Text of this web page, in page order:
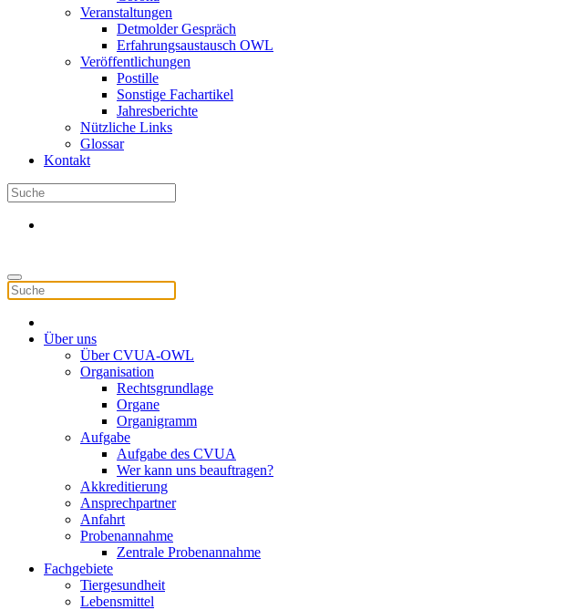
Veranstaltungen
Detmolder Gespräch
Erfahrungsaustausch OWL
Veröffentlichungen
Postille
Sonstige Fachartikel
Jahresberichte
Nützliche Links
Glossar
Kontakt
Über uns
Über CVUA-OWL
Organisation
Rechtsgrundlage
Organe
Organigramm
Aufgabe
Aufgabe des CVUA
Wer kann uns beauftragen?
Akkreditierung
Ansprechpartner
Anfahrt
Probenannahme
Zentrale Probenannahme
Fachgebiete
Tiergesundheit
Lebensmittel